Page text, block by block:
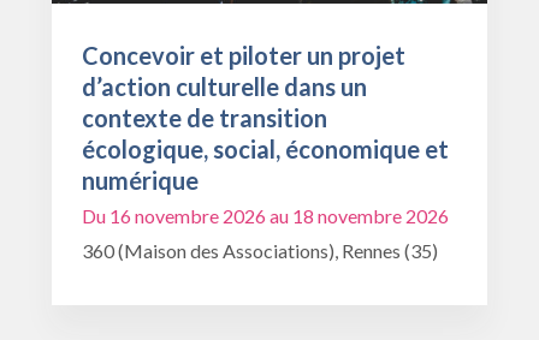
Concevoir et piloter un projet
d’action culturelle dans un
contexte de transition
écologique, social, économique et
numérique
Du 16 novembre 2026 au 18 novembre 2026
360 (Maison des Associations), Rennes (35)